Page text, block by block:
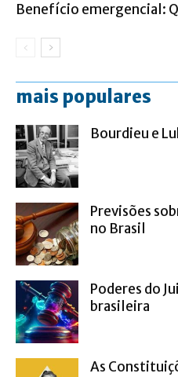
Benefício emergencial:
mais populares
Bourdieu e
Previsões
no Brasil
Poderes do
brasileira
As